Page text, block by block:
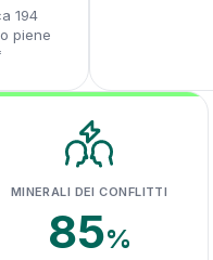
194
piene
MINERALI DEI CONFLITTI
85%